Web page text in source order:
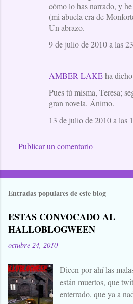
cómo lo has narrado, y
(mi abuela era de
Un abrazo.
9 de julio de 2010 a las
AMBER LAKEha
Pues tú misma, Teresa;
gran novela. Ánimo.
13 de julio de 2010 a las
Publicar un comentario
Entradas populares de este blog
ESTAS CONVOCADO AL
HALLOBLOGWEEN
octubre 24, 2010
Dicen por ahí las
están muertos, que
enterrado, que ya a